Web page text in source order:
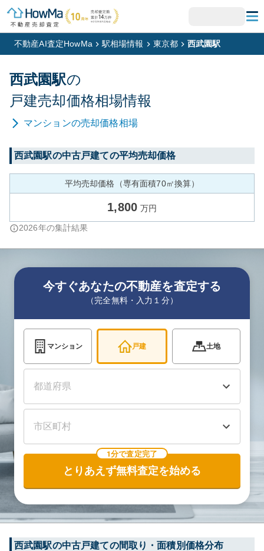
不動産AI査定HowMa 駅相場情報 東京都 西武園駅
西武園駅の
戸建売却価格相場情報
マンションの売却価格相場
西武園駅の中古戸建ての平均売却価格
平均売却価格（専有面積70㎡換算）
1,800 万円
2026年の集計結果
今すぐあなたの不動産を査定する
（完全無料・入力１分）
マンション 戸建 土地
1分で査定完了
とりあえず無料査定を始める
西武園駅の中古戸建ての間取り・面積別価格分布